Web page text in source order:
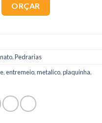
ORÇAR
,Pedrarias
,entremeio,metalico,plaquinha,